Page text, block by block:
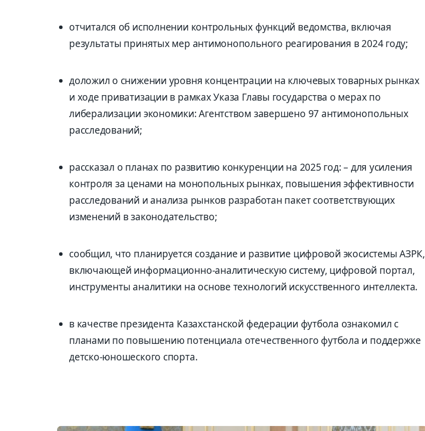
отчитался об исполнении контрольных функций ведомства, включая
результаты принятых мер антимонопольного реагирования в 2024 году;
доложил о снижении уровня концентрации на ключевых товарных рынках
и ходе приватизации в рамках Указа Главы государства о мерах по
либерализации экономики: Агентством завершено 97 антимонопольных
расследований;
рассказал о планах по развитию конкуренции на 2025 год: – для усиления
контроля за ценами на монопольных рынках, повышения эффективности
расследований и анализа рынков разработан пакет соответствующих
изменений в законодательство;
сообщил, что планируется создание и развитие цифровой экосистемы АЗРК,
включающей информационно-аналитическую систему, цифровой портал,
инструменты аналитики на основе технологий искусственного интеллекта.
в качестве президента Казахстанской федерации футбола ознакомил с
планами по повышению потенциала отечественного футбола и поддержке
детско-юношеского спорта.